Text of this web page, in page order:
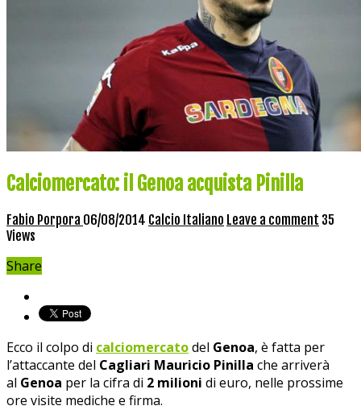
Calciomercato: il Genoa acquista Pinilla
Fabio Porpora 06/08/2014 Calcio Italiano Leave a comment 35
Views
Share
Ecco il colpo di calciomercatodel Genoa, è fatta per
l’attaccante del Cagliari Mauricio Pinilla che arriverà
al Genoa per la cifra di 2 milioni di euro, nelle prossime
ore visite mediche e firma.